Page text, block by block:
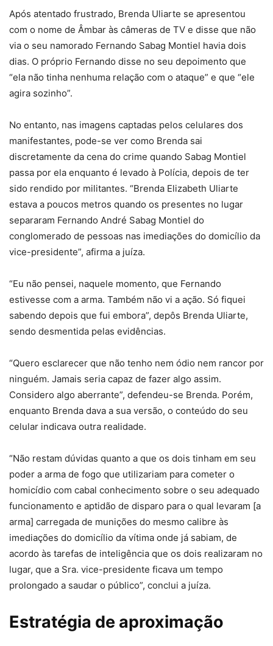
Após atentado frustrado, Brenda Uliarte se apresentou
com o nome de Âmbar às câmeras de TV e disse que não
via o seu namorado Fernando Sabag Montiel havia dois
dias. O próprio Fernando disse no seu depoimento que
“ela não tinha nenhuma relação com o ataque” e que “ele
agira sozinho”.
No entanto, nas imagens captadas pelos celulares dos
manifestantes, pode-se ver como Brenda sai
discretamente da cena do crime quando Sabag Montiel
passa por ela enquanto é levado à Polícia, depois de ter
sido rendido por militantes. “Brenda Elizabeth Uliarte
estava a poucos metros quando os presentes no lugar
separaram Fernando André Sabag Montiel do
conglomerado de pessoas nas imediações do domicílio da
vice-presidente”, afirma a juíza.
“Eu não pensei, naquele momento, que Fernando
estivesse com a arma. Também não vi a ação. Só fiquei
sabendo depois que fui embora”, depôs Brenda Uliarte,
sendo desmentida pelas evidências.
“Quero esclarecer que não tenho nem ódio nem rancor por
ninguém. Jamais seria capaz de fazer algo assim.
Considero algo aberrante”, defendeu-se Brenda. Porém,
enquanto Brenda dava a sua versão, o conteúdo do seu
celular indicava outra realidade.
“Não restam dúvidas quanto a que os dois tinham em seu
poder a arma de fogo que utilizariam para cometer o
homicídio com cabal conhecimento sobre o seu adequado
funcionamento e aptidão de disparo para o qual levaram [a
arma] carregada de munições do mesmo calibre às
imediações do domicílio da vítima onde já sabiam, de
acordo às tarefas de inteligência que os dois realizaram no
lugar, que a Sra. vice-presidente ficava um tempo
prolongado a saudar o público”, conclui a juíza.
Estratégia de aproximação